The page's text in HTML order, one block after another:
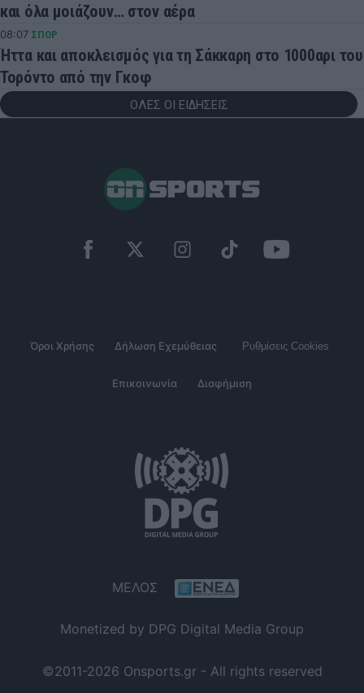
και όλα μοιάζουν… στον αέρα
08:07 ΣΠΟΡ
Ήττα και αποκλεισμός για τη Σάκκαρη στο 1000αρι του
Τορόντο από την Γκοφ
ΟΛΕΣ ΟΙ ΕΙΔΗΣΕΙΣ
Όροι Χρήσης Δήλωση Εχεμύθειας Ρυθμίσεις Cookies
Επικοινωνία Διαφήμιση
ΜΕΛΟΣ
Monetized by DPG Digital Media Group
©2011-2026 Onsports.gr - All rights reserved